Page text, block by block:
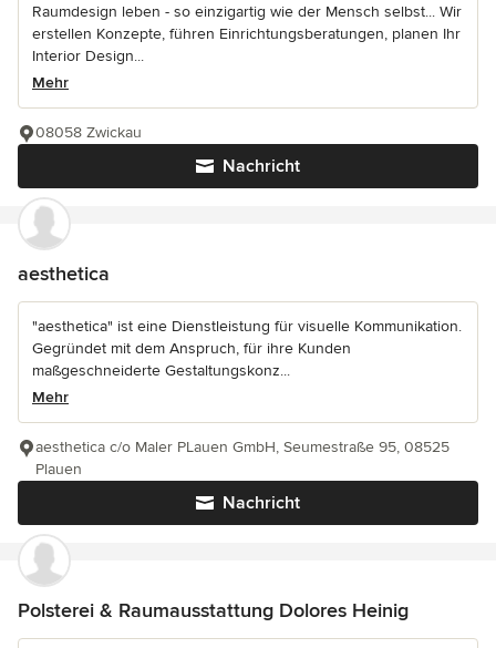
Raumdesign leben - so einzigartig wie der Mensch selbst... Wir
erstellen Konzepte, führen Einrichtungsberatungen, planen Ihr
Interior Design...
Mehr
Nachricht
08058 Zwickau
aesthetica
"aesthetica" ist eine Dienstleistung für visuelle Kommunikation.
Gegründet mit dem Anspruch, für ihre Kunden
maßgeschneiderte Gestaltungskonz...
Mehr
Nachricht
aesthetica c/o Maler PLauen GmbH, Seumestraße 95, 08525
Plauen
Polsterei & Raumausstattung Dolores Heinig